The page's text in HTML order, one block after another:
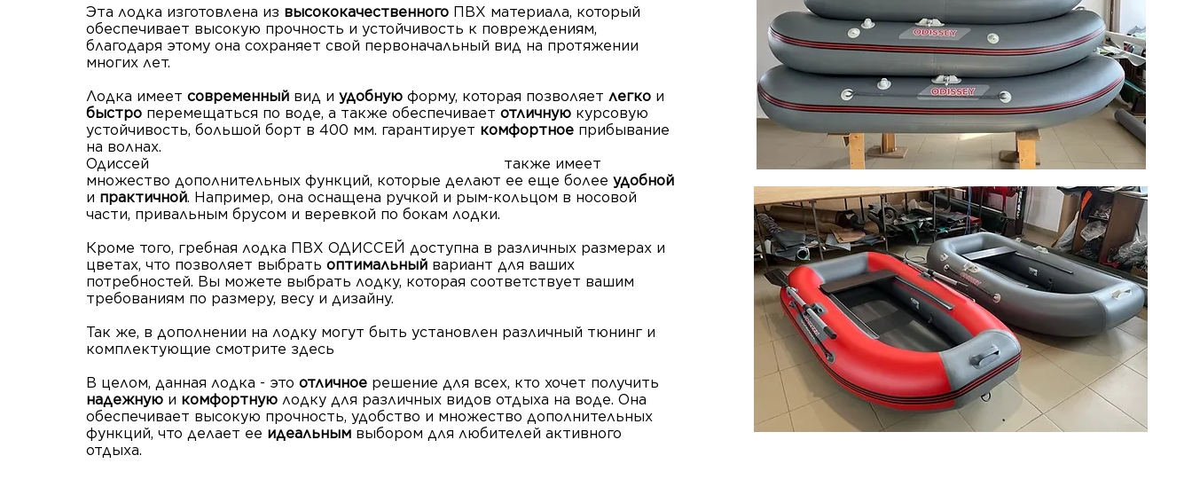
Эта лодка изготовлена из высококачественного ПВХ материала, который
обеспечивает высокую прочность и устойчивость к повреждениям,
благодаря этому она сохраняет свой первоначальный вид на протяжении
многих лет.
Лодка имеет современный вид и удобную форму, которая позволяет легко и
быстро перемещаться по воде, а также обеспечивает отличную курсовую
устойчивость, большой борт в 400 мм. гарантирует комфортное прибывание
на волнах.
Одиссей также имеет
множество дополнительных функций, которые делают ее еще более удобной
и практичной. Например, она оснащена ручкой и рым-кольцом в носовой
части, привальным брусом и веревкой по бокам лодки.
Кроме того, гребная лодка ПВХ ОДИССЕЙ доступна в различных размерах и
цветах, что позволяет выбрать оптимальный вариант для ваших
потребностей. Вы можете выбрать лодку, которая соответствует вашим
требованиям по размеру, весу и дизайну.
Так же, в дополнении на лодку могут быть установлен различный тюнинг и
комплектующие смотрите здесь
В целом, данная лодка - это отличное решение для всех, кто хочет получить
надежную и комфортную лодку для различных видов отдыха на воде. Она
обеспечивает высокую прочность, удобство и множество дополнительных
функций, что делает ее идеальным выбором для любителей активного
отдыха.